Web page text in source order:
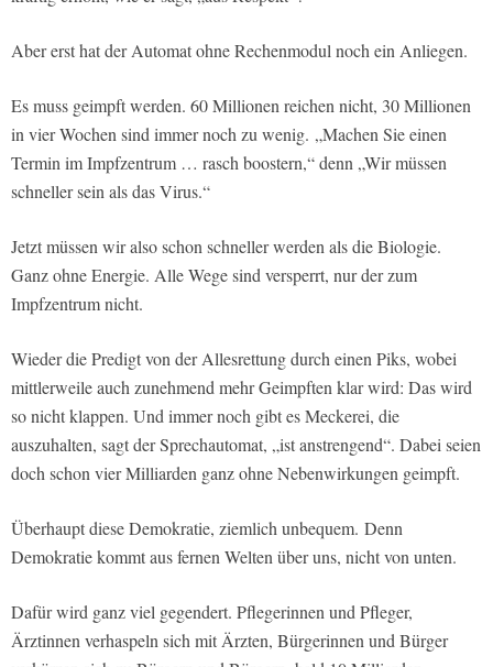
Aber erst hat der Automat ohne Rechenmodul noch ein Anliegen.
Es muss geimpft werden. 60 Millionen reichen nicht, 30 Millionen
in vier Wochen sind immer noch zu wenig. „Machen Sie einen
Termin im Impfzentrum … rasch boostern,“ denn „Wir müssen
schneller sein als das Virus.“
Jetzt müssen wir also schon schneller werden als die Biologie.
Ganz ohne Energie. Alle Wege sind versperrt, nur der zum
Impfzentrum nicht.
Wieder die Predigt von der Allesrettung durch einen Piks, wobei
mittlerweile auch zunehmend mehr Geimpften klar wird: Das wird
so nicht klappen. Und immer noch gibt es Meckerei, die
auszuhalten, sagt der Sprechautomat, „ist anstrengend“. Dabei seien
doch schon vier Milliarden ganz ohne Nebenwirkungen geimpft.
Überhaupt diese Demokratie, ziemlich unbequem. Denn
Demokratie kommt aus fernen Welten über uns, nicht von unten.
Dafür wird ganz viel gegendert. Pflegerinnen und Pfleger,
Ärztinnen verhaspeln sich mit Ärzten, Bürgerinnen und Bürger